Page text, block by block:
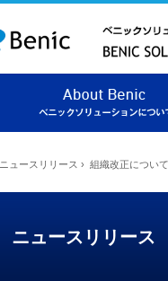
ニュースリリース › 組織改正につい
ニュースリリース